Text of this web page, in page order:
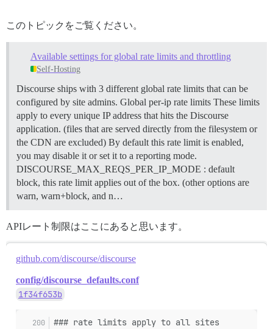
このトピックをご覧ください。
Available settings for global rate limits and throttling
Self-Hosting
Discourse ships with 3 different global rate limits that can be
configured by site admins. Global per-ip rate limits These limits
apply to every unique IP address that hits the Discourse
application. (files that are served directly from the filesystem or
the CDN are excluded) By default this rate limit is enabled,
you may disable it or set it to a reporting mode.
DISCOURSE_MAX_REQS_PER_IP_MODE : default
block, this rate limit applies out of the box. (other options are
warn, warn+block, and n…
APIレート制限はここにあると思います。
github.com/discourse/discourse
config/discourse_defaults.conf
1f34f653b
### rate limits apply to all sites